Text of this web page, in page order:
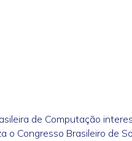
de Computação
Congresso Brasileiro de